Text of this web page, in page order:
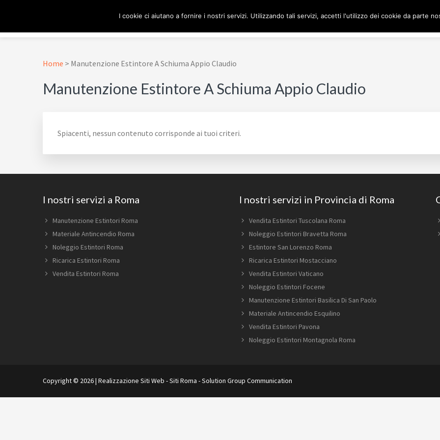
navigazione
contenuto
piè
footer
ESTINTORE ROMA
In Tutta Roma E Provincia
Home > Manutenzione Estintore A Schiuma Appio Claudio
Manutenzione Estintore A Schiuma Appio Claudio
Spiacenti, nessun contenuto corrisponde ai tuoi criteri.
I nostri servizi a Roma
Manutenzione Estintori Roma
Materiale Antincendio Roma
Noleggio Estintori Roma
Ricarica Estintori Roma
Vendita Estintori Roma
I nostri servizi in Provincia di Roma
Vendita Estintori Tuscolana Roma
Noleggio Estintori Bravetta Roma
Estintore San Lorenzo Roma
Ricarica Estintori Mostacciano
Vendita Estintori Vaticano
Noleggio Estintori Focene
Manutenzione Estintori Basilica Di San Paolo
Materiale Antincendio Esquilino
Vendita Estintori Pavona
Noleggio Estintori Montagnola Roma
Copyright © 2026 | Realizzazione Siti Web -Siti Roma -Solution Group Communication
I cookie ci aiutano a fornire i nostri servizi. Utilizzando tali servizi, accetti l'utilizzo dei cookie da parte